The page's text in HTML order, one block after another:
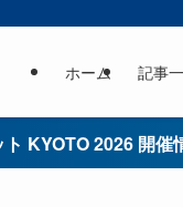
ホーム 記事
ト KYOTO 2026 開催